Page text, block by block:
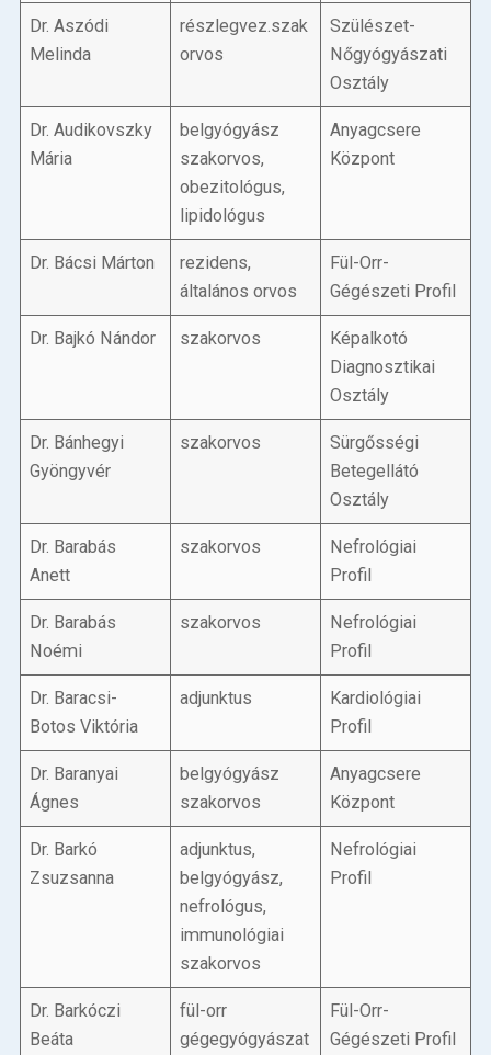
Dr. Aszódi
Melinda
részlegvez.szak
orvos
Szülészet-
Nőgyógyászati
Osztály
Dr. Audikovszky
Mária
belgyógyász
szakorvos,
obezitológus,
lipidológus
Anyagcsere
Központ
Dr. Bácsi Márton
rezidens,
általános orvos
Fül-Orr-
Gégészeti Profil
Dr. Bajkó Nándor szakorvos
Képalkotó
Diagnosztikai
Osztály
Dr. Bánhegyi
Gyöngyvér
szakorvos
Sürgősségi
Betegellátó
Osztály
Dr. Barabás
Anett
szakorvos
Nefrológiai
Profil
Dr. Barabás
Noémi
szakorvos
Nefrológiai
Profil
Dr. Baracsi-
Botos Viktória
adjunktus
Kardiológiai
Profil
Dr. Baranyai
Ágnes
belgyógyász
szakorvos
Anyagcsere
Központ
Dr. Barkó
Zsuzsanna
adjunktus,
belgyógyász,
nefrológus,
immunológiai
szakorvos
Nefrológiai
Profil
Dr. Barkóczi
Beáta
fül-orr
gégegyógyászat
Fül-Orr-
Gégészeti Profil